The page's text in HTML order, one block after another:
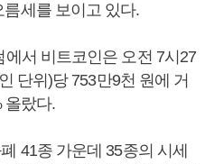
세를 보이고 있다.
서 비트코인은 오전 7시27
단위)당 753만9천 원에 거
올랐다.
41종 가운데 35종의 시세